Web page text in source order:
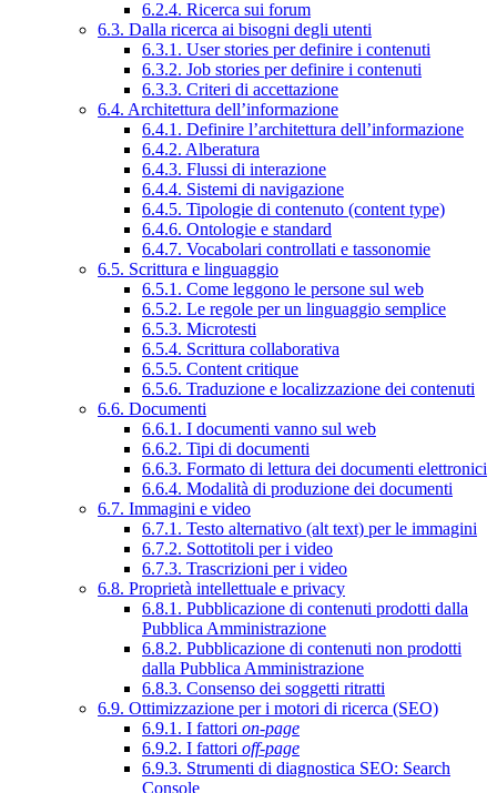
6.2.4. Ricerca sui forum
6.3. Dalla ricerca ai bisogni degli utenti
6.3.1. User stories per definire i contenuti
6.3.2. Job stories per definire i contenuti
6.3.3. Criteri di accettazione
6.4. Architettura dell’informazione
6.4.1. Definire l’architettura dell’informazione
6.4.2. Alberatura
6.4.3. Flussi di interazione
6.4.4. Sistemi di navigazione
6.4.5. Tipologie di contenuto (content type)
6.4.6. Ontologie e standard
6.4.7. Vocabolari controllati e tassonomie
6.5. Scrittura e linguaggio
6.5.1. Come leggono le persone sul web
6.5.2. Le regole per un linguaggio semplice
6.5.3. Microtesti
6.5.4. Scrittura collaborativa
6.5.5. Content critique
6.5.6. Traduzione e localizzazione dei contenuti
6.6. Documenti
6.6.1. I documenti vanno sul web
6.6.2. Tipi di documenti
6.6.3. Formato di lettura dei documenti elettronici
6.6.4. Modalità di produzione dei documenti
6.7. Immagini e video
6.7.1. Testo alternativo (alt text) per le immagini
6.7.2. Sottotitoli per i video
6.7.3. Trascrizioni per i video
6.8. Proprietà intellettuale e privacy
6.8.1. Pubblicazione di contenuti prodotti dalla
Pubblica Amministrazione
6.8.2. Pubblicazione di contenuti non prodotti
dalla Pubblica Amministrazione
6.8.3. Consenso dei soggetti ritratti
6.9. Ottimizzazione per i motori di ricerca (SEO)
6.9.1. I fattori on-page
6.9.2. I fattori off-page
6.9.3. Strumenti di diagnostica SEO: Search
Console